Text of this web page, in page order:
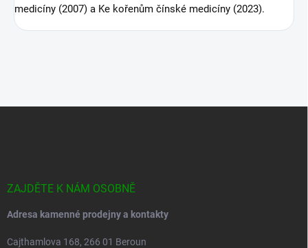
medicíny (2007) a Ke kořenům čínské medicíny (2023).
ZAJDĚTE K NÁM OSOBNĚ
Adresa kamenné prodejny a kontakty
Cajthamlova 168, 266 01 Beroun